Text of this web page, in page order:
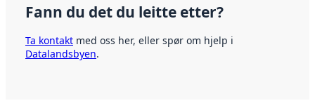
Fann du det du leitte etter?
Ta kontakt med oss her, eller spør om hjelp i
Datalandsbyen.